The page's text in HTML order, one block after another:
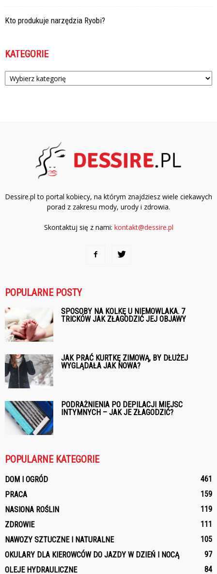
Kto produkuje narzędzia Ryobi?
KATEGORIE
Kategorie
Dessire.pl to portal kobiecy, na którym znajdziesz wiele ciekawych
porad z zakresu mody, urody i zdrowia.
Skontaktuj się z nami: kontakt@dessire.pl
POPULARNE POSTY
SPOSOBY NA KOLKĘ U NIEMOWLAKA. 7
TRICKÓW JAK ZŁAGODZIĆ JEJ OBJAWY
JAK PRAĆ KURTKĘ ZIMOWĄ, BY DŁUŻEJ
WYGLĄDAŁA JAK NOWA?
PODRAŻNIENIA PO DEPILACJI MIEJSC
INTYMNYCH – JAK JE ZŁAGODZIĆ?
POPULARNE KATEGORIE
DOM I OGRÓD
461
PRACA
159
NASIONA ROŚLIN
119
ZDROWIE
111
NAWOZY SZTUCZNE I NATURALNE
105
OKULARY DLA KIEROWCÓW DO JAZDY W DZIEŃ I NOCĄ
97
OLEJE HYDRAULICZNE
84